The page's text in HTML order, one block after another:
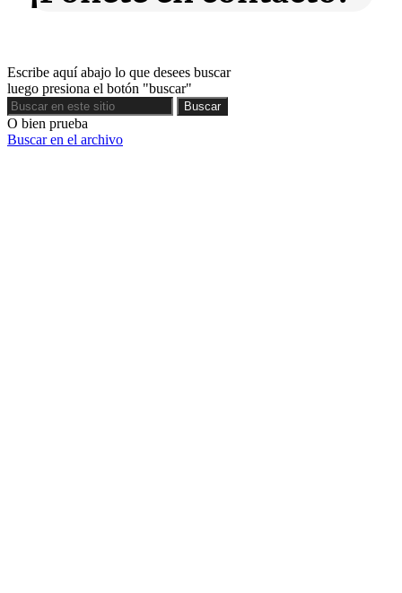
Escribe aquí abajo lo que desees buscar
luego presiona el botón "buscar"
Buscar
Buscar
O bien prueba
Buscar en el archivo